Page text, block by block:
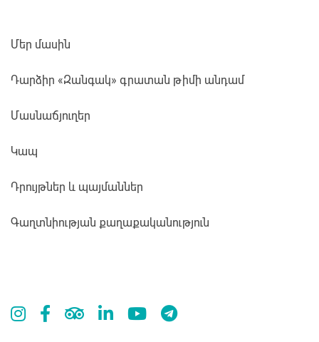
Մեր մասին
Դարձիր «Զանգակ» գրատան թիմի անդամ
Մասնաճյուղեր
Կապ
Դրույթներ և պայմաններ
Գաղտնիության քաղաքականություն